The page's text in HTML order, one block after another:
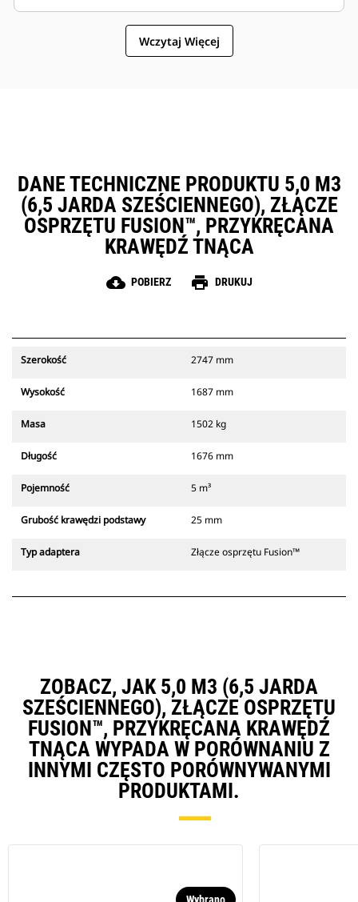
Wczytaj Więcej
DANE TECHNICZNE PRODUKTU 5,0 M3
(6,5 JARDA SZEŚCIENNEGO), ZŁĄCZE
OSPRZĘTU FUSION™, PRZYKRĘCANA
KRAWĘDŹ TNĄCA
cloud_download POBIERZ print DRUKUJ
Szerokość 2747 mm
Wysokość 1687 mm
Masa 1502 kg
Długość 1676 mm
Pojemność 5 m³
Grubość krawędzi podstawy 25 mm
Typ adaptera Złącze osprzętu Fusion™
ZOBACZ, JAK 5,0 M3 (6,5 JARDA
SZEŚCIENNEGO), ZŁĄCZE OSPRZĘTU
FUSION™, PRZYKRĘCANA KRAWĘDŹ
TNĄCA WYPADA W PORÓWNANIU Z
INNYMI CZĘSTO PORÓWNYWANYMI
PRODUKTAMI.